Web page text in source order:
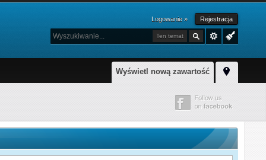
Logowanie » Rejestracja
Ten temat
Wyświetl nową zawartość